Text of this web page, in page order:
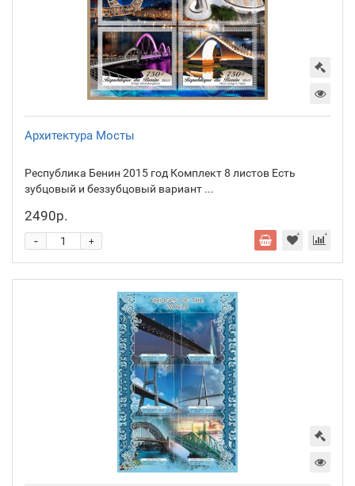
Архитектура Мосты
Республика Бенин 2015 год Комплект 8 листов Есть
зубцовый и беззубцовый вариант ...
2490р.
+
-